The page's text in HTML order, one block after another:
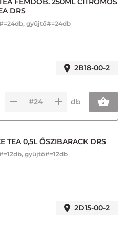
DRS
gyűjtő#=24db
2B18-00-2
db
TEA 0,5L ŐSZIBARACK DRS
gyűjtő#=12db
2D15-00-2